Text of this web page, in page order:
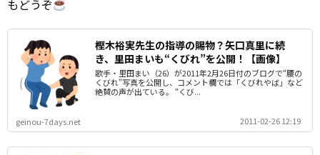
もどうぞ
樫木裕実先生の指導の賜物？矢口真里に続
き、里田まいも“くびれ”を公開！【画像】
歌手・里田まい（26）が2011年2月26日付のブログで“腰の
くびれ”写真を公開し、コメント欄では「くびれやば」など
絶賛の声が出ている。 “くび...
geinou-7days.net 2011-02-26 12:19